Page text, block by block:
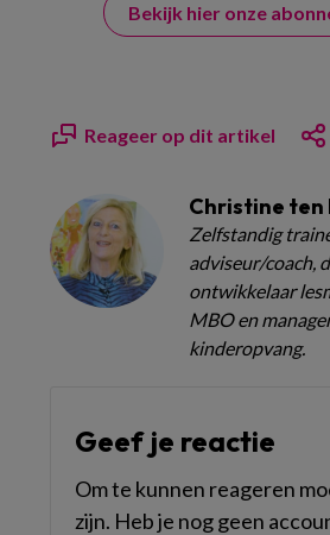
Bekijk hier onze
Reageer op dit artikel
Christine ten
Zelfstandig
adviseur/coach,
ontwikkelaar
MBO en
kinderopvang.
Geef je reactie
Om te kunnen reageren
zijn. Heb je nog geen